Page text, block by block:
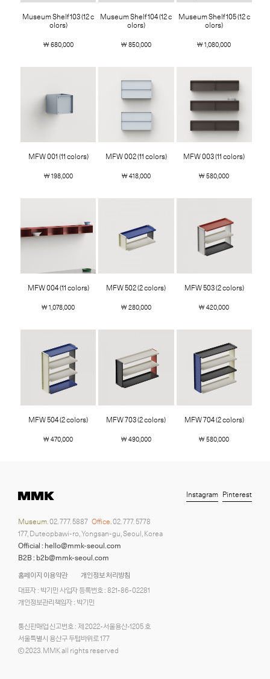
Museum Shelf 103 (12 c
olors)
￦ 680,000
Museum Shelf 104 (12 c
olors)
￦ 850,000
Museum Shelf 105 (12 c
olors)
￦ 1,080,000
MFW 001 (11 colors)
￦ 198,000
MFW 002 (11 colors)
￦ 418,000
MFW 003 (11 colors)
￦ 580,000
MFW 004 (11 colors)
￦ 1,078,000
MFW 502 (2 colors)
￦ 280,000
MFW 503 (2 colors)
￦ 420,000
MFW 504 (2 colors)
￦ 470,000
MFW 703 (2 colors)
￦ 490,000
MFW 704 (2 colors)
￦ 580,000
홈페이지 이용약관
개인정보 처리방침
대표자 : 박기민 사업자 등록번호 : 821-86-02281
개인정보관리책임자 : 박기민
통신판매업 신고번호 : 제 2022-서울용산-1205 호
서울특별시 용산구 두텁바위로 177
ⓒ 2023. MMK all rights reserved
Museum. 02. 777. 5887 Office. 02. 777. 5778
177, Duteopbawi-ro, Yongsan-gu, Seoul, Korea
Official : hello@mmk-seoul.com
B2B : b2b@mmk-seoul.com
Instagram Pinterest